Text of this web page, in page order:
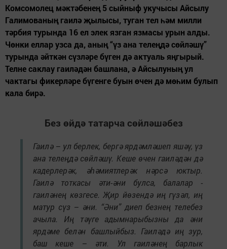
Комсомолец мәктәбенең 5 сыйныф укучысы Айсылу
Галимованың гаилә җылысы, туган тел һәм милли
тәрбия турында 16 ел элек язган язмасы урын алды.
Чөнки еллар узса да, аның “үз ана телеңдә сөйләшү”
турында әйткән сүзләре бүген дә актуаль яңгырый.
Телне саклау гаиләдән башлана, ә Айсылуның ул
чактагы фикерләре бүгенге буын өчен дә мөһим булып
кала бирә.
Без өйдә татарча сөйләшәбез
Гаилә – ул берлек, бергә ярдәмләшеп яшәү, үз
ана телеңдә сөйләшү. Кеше өчен гаиләдән дә
кадерлерәк, әһәмиятлерәк нәрсә юктыр.
Гаилә тоткасы әти-әни булса, балалар -
гаиләнең көзгесе. Җир йөзендә иң гүзәл, иң
матур сүз – әни. “Әни” диеп безнең телебез
ачыла. Иң тәүге адымнарыбызны да әни
ярдәме белән башлыйбыз. Гаиләдә иң зур,
баш кеше – әти. Ул гаиләнең барлык